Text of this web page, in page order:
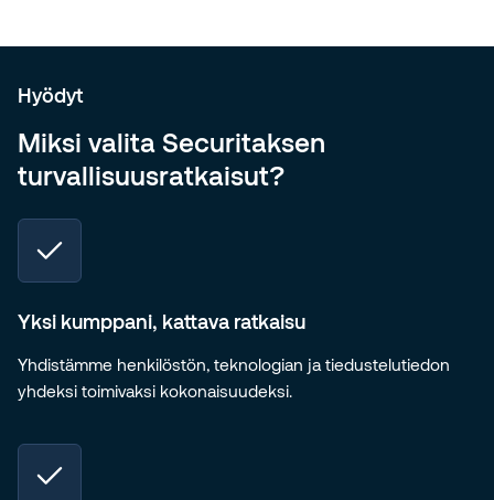
Hyödyt
Miksi valita Securitaksen
turvallisuusratkaisut?
Yksi kumppani, kattava ratkaisu
Yhdistämme henkilöstön, teknologian ja tiedustelutiedon
yhdeksi toimivaksi kokonaisuudeksi.